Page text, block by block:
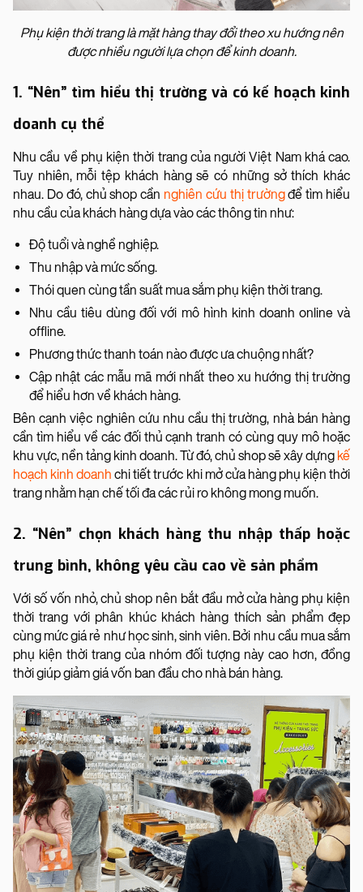
Phụ kiện thời trang là mặt hàng thay đổi theo xu hướng nên
được nhiều người lựa chọn để kinh doanh.
1. “Nên” tìm hiểu thị trường và có kế hoạch kinh
doanh cụ thể
Nhu cầu về phụ kiện thời trang của người Việt Nam khá cao.
Tuy nhiên, mỗi tệp khách hàng sẽ có những sở thích khác
nhau. Do đó, chủ shop cần nghiên cứu thị trườngđể tìm hiểu
nhu cầu của khách hàng dựa vào các thông tin như:
Độ tuổi và nghề nghiệp.
Thu nhập và mức sống.
Thói quen cùng tần suất mua sắm phụ kiện thời trang.
Nhu cầu tiêu dùng đối với mô hình kinh doanh online và
offline.
Phương thức thanh toán nào được ưa chuộng nhất?
Cập nhật các mẫu mã mới nhất theo xu hướng thị trường
để hiểu hơn về khách hàng.
Bên cạnh việc nghiên cứu nhu cầu thị trường, nhà bán hàng
cần tìm hiểu về các đối thủ cạnh tranh có cùng quy mô hoặc
khu vực, nền tảng kinh doanh. Từ đó, chủ shop sẽ xây dựng kế
hoạch kinh doanh chi tiết trước khi mở cửa hàng phụ kiện thời
trang nhằm hạn chế tối đa các rủi ro không mong muốn.
2. “Nên” chọn khách hàng thu nhập thấp hoặc
trung bình, không yêu cầu cao về sản phẩm
Với số vốn nhỏ, chủ shop nên bắt đầu mở cửa hàng phụ kiện
thời trang với phân khúc khách hàng thích sản phẩm đẹp
cùng mức giá rẻ như học sinh, sinh viên. Bởi nhu cầu mua sắm
phụ kiện thời trang của nhóm đối tượng này cao hơn, đồng
thời giúp giảm giá vốn ban đầu cho nhà bán hàng.